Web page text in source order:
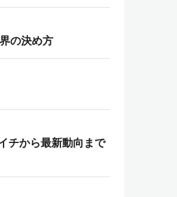
の決め方
チから最新動向まで